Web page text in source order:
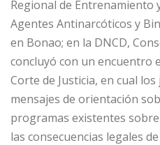
Regional de Entrenamiento
Agentes Antinarcóticos y
en Bonao; en la DNCD,
concluyó con un encuentro
Corte de Justicia, en cual
mensajes de orientación
programas existentes
las consecuencias legales